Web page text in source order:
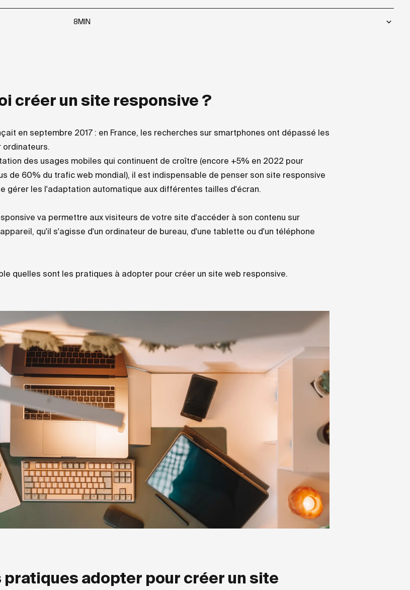
8MIN
créer un site responsive ?
en septembre 2017 : en France, les recherches sur smartphones ont dépassé les
ordinateurs.
des usages mobiles qui continuent de croître (encore +5% en 2022 pour
de 60% du trafic web mondial), il est indispensable de penser son site responsive
gérer les l'adaptation automatique aux différentes tailles d'écran.
va permettre aux visiteurs de votre site d'accéder à son contenu sur
qu'il s'agisse d'un ordinateur de bureau, d'une tablette ou d'un téléphone
quelles sont les pratiques à adopter pour créer un site web responsive.
pratiques adopter pour créer un site